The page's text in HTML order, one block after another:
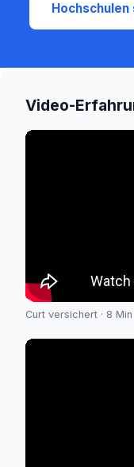
Hochschulen
Video-
Curt versichert · 8 Min